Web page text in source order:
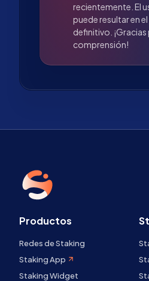
recientemente. El
puede resultar en
definitivo. ¡Gracias
comprensión!
Productos
Redes de Staking
Staking App
Staking Widget